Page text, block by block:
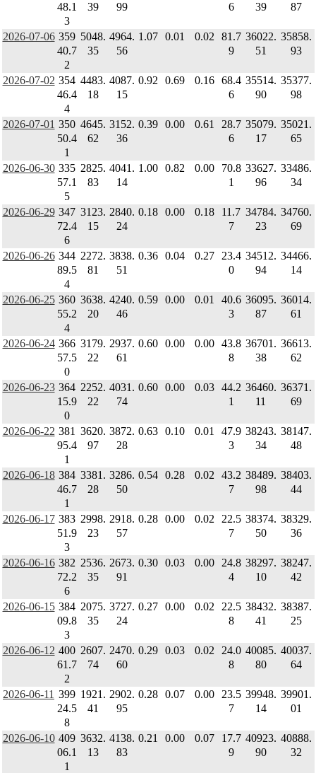
48.1
3
39
99
6
39
87
2026-07-06 359
40.7
2
5048.
35
4964.
56
1.07 0.01 0.02
81.7
9
36022.
51
35858.
93
2026-07-02 354
46.4
4
4483.
18
4087.
15
0.92 0.69 0.16
68.4
6
35514.
90
35377.
98
2026-07-01 350
50.4
1
4645.
62
3152.
36
0.39 0.00 0.61
28.7
6
35079.
17
35021.
65
2026-06-30 335
57.1
5
2825.
83
4041.
14
1.00 0.82 0.00
70.8
1
33627.
96
33486.
34
2026-06-29 347
72.4
6
3123.
15
2840.
24
0.18 0.00 0.18
11.7
7
34784.
23
34760.
69
2026-06-26 344
89.5
4
2272.
81
3838.
51
0.36 0.04 0.27
23.4
0
34512.
94
34466.
14
2026-06-25 360
55.2
4
3638.
20
4240.
46
0.59 0.00 0.01
40.6
3
36095.
87
36014.
61
2026-06-24 366
57.5
0
3179.
22
2937.
61
0.60 0.00 0.00
43.8
8
36701.
38
36613.
62
2026-06-23 364
15.9
0
2252.
22
4031.
74
0.60 0.00 0.03
44.2
1
36460.
11
36371.
69
2026-06-22 381
95.4
1
3620.
97
3872.
28
0.63 0.10 0.01
47.9
3
38243.
34
38147.
48
2026-06-18 384
46.7
1
3381.
28
3286.
50
0.54 0.28 0.02
43.2
7
38489.
98
38403.
44
2026-06-17 383
51.9
3
2998.
23
2918.
57
0.28 0.00 0.02
22.5
7
38374.
50
38329.
36
2026-06-16 382
72.2
6
2536.
35
2673.
91
0.30 0.03 0.00
24.8
4
38297.
10
38247.
42
2026-06-15 384
09.8
3
2075.
35
3727.
24
0.27 0.00 0.02
22.5
8
38432.
41
38387.
25
2026-06-12 400
61.7
2
2607.
74
2470.
60
0.29 0.03 0.02
24.0
8
40085.
80
40037.
64
2026-06-11 399
24.5
8
1921.
41
2902.
95
0.28 0.07 0.00
23.5
7
39948.
14
39901.
01
2026-06-10 409
06.1
1
3632.
13
4138.
83
0.21 0.00 0.07
17.7
9
40923.
90
40888.
32